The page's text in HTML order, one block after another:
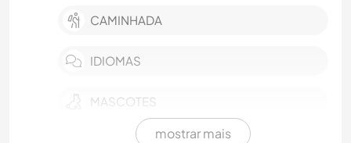
CAMINHADA
IDIOMAS
MASCOTES
mostrar mais